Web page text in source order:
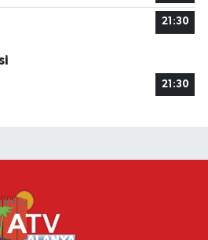
21:30
21:30